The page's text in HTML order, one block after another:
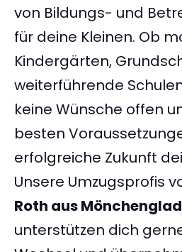
von Bildungs- und
für deine Kleinen. Ob
Kindergärten,
weiterführende
keine Wünsche offen
besten
erfolgreiche Zukunft
Unsere Umzugsprofis
Roth aus
unterstützen dich